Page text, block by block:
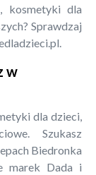
kosmetyki dla
Sprawdzaj
w
dla dzieci,
Szukasz
Biedronka
marek Dada i